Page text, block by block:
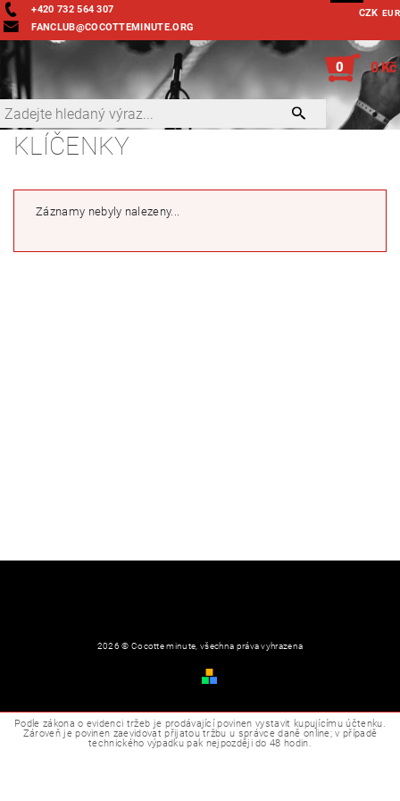
+420 732 564 307
FANCLUB@COCOTTEMINUTE.ORG
CZK EUR
0 0 Kč
KLÍČENKY
Záznamy nebyly nalezeny...
2026 © Cocotte minute, všechna práva vyhrazena
Podle zákona o evidenci tržeb je prodávající povinen vystavit kupujícímu účtenku.
Zároveň je povinen zaevidovat přijatou tržbu u správce daně online; v případě
technického výpadku pak nejpozději do 48 hodin.